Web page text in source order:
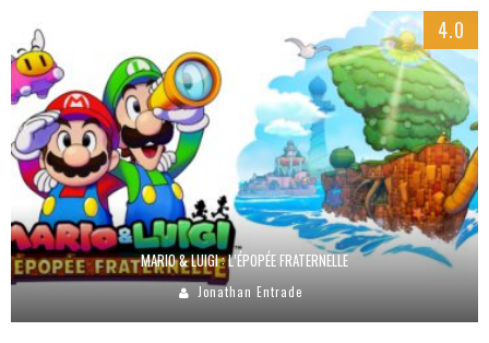
4.0
MARIO & LUIGI : L’ÉPOPÉE FRATERNELLE
Jonathan Entrade